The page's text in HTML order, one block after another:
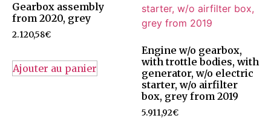
Gearbox assembly
from 2020, grey
2.120,58€
Ajouter au panier
Engine w/o gearbox,
with trottle bodies, with
generator, w/o electric
starter, w/o airfilter
box, grey from 2019
5.911,92€